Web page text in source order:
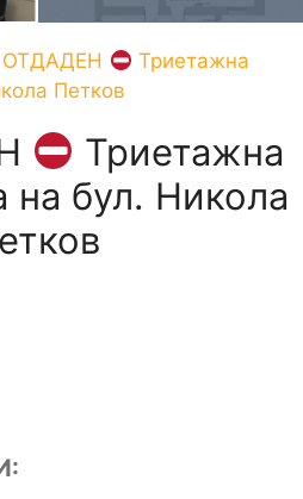
ОТДАДЕН
Триетажна
Петков
Триетажна
на бул. Никола